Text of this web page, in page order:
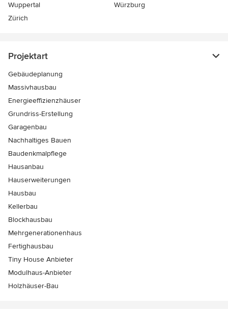
Wuppertal
Würzburg
Zürich
Projektart
Gebäudeplanung
Massivhausbau
Energieeffizienzhäuser
Grundriss-Erstellung
Garagenbau
Nachhaltiges Bauen
Baudenkmalpflege
Hausanbau
Hauserweiterungen
Hausbau
Kellerbau
Blockhausbau
Mehrgenerationenhaus
Fertighausbau
Tiny House Anbieter
Modulhaus-Anbieter
Holzhäuser-Bau